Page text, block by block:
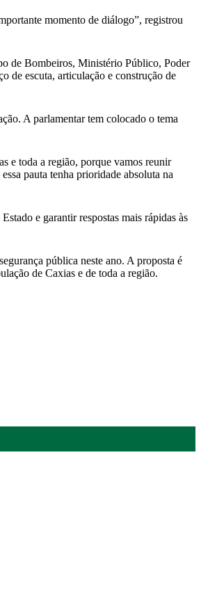
momento de diálogo”, registrou
de Bombeiros, Ministério Público, Poder
de escuta, articulação e construção de
A parlamentar tem colocado o tema
e toda a região, porque vamos reunir
pauta tenha prioridade absoluta na
e garantir respostas mais rápidas às
pública neste ano. A proposta é
de Caxias e de toda a região.